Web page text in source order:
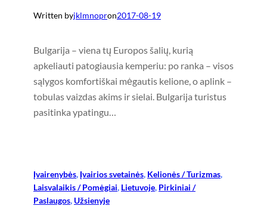
Written byjklmnopron2017-08-19
Bulgarija – viena tų Europos šalių, kurią
apkeliauti patogiausia kemperiu: po ranka – visos
sąlygos komfortiškai mėgautis kelione, o aplink –
tobulas vaizdas akims ir sielai. Bulgarija turistus
pasitinka ypatingu…
Įvairenybės, Įvairios svetainės, Kelionės / Turizmas
Laisvalaikis / Pomėgiai, Lietuvoje, Pirkiniai /
Paslaugos, Užsienyje